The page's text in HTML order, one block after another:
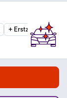
+ Erstzulassung